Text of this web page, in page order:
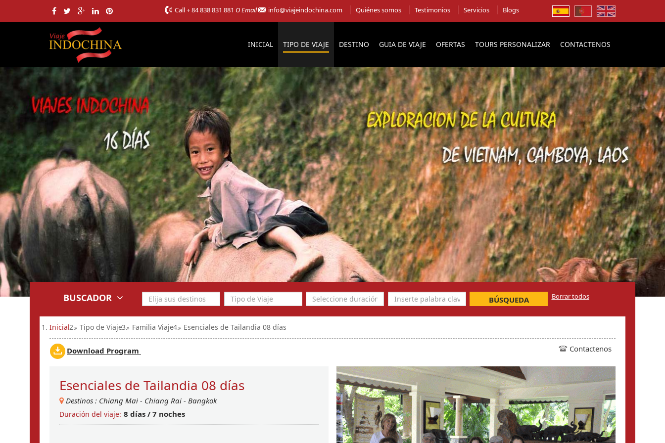
Call+ 84 838 831 881 O Email info@viajeindochina.com Quiénes somos Testimonios Servicios Blogs
INICIAL TIPO DE VIAJE DESTINO GUIA DE VIAJE OFERTAS TOURS PERSONALIZAR CONTACTENOS
BUSCADOR BÚSQUEDA Borrar todos
Inicial Tipo de Viaje Familia Viaje Esenciales de Tailandia 08 días
Download Program Contactenos
Esenciales de Tailandia 08 días
Destinos : Chiang Mai - Chiang Rai - Bangkok
Duración del viaje: 8 dí­as / 7 noches